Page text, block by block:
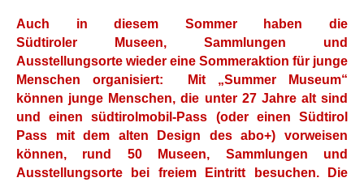
Auch in diesem Sommer haben die
Südtiroler Museen, Sammlungen und
Ausstellungsorte wieder eine Sommeraktion für junge
Menschen organisiert: Mit „Summer Museum“
können junge Menschen, die unter 27 Jahre alt sind
und einen südtirolmobil-Pass (oder einen Südtirol
Pass mit dem alten Design des abo+) vorweisen
können, rund 50 Museen, Sammlungen und
Ausstellungsorte bei freiem Eintritt besuchen. Die